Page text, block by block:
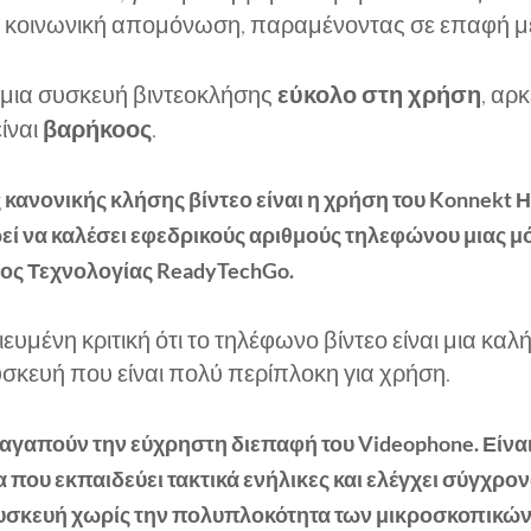
κοινωνική απομόνωση, παραμένοντας σε επαφή
συσκευή βιντεοκλήσης εύκολο στη χρήση,
βαρήκοος.
κλήσης βίντεο είναι η χρήση του Konnekt
να καλέσει εφεδρικούς αριθμούς τηλεφώνου μιας
Τεχνολογίας ReadyTechGo.
κριτική ότι το τηλέφωνο βίντεο είναι μια
που είναι πολύ περίπλοκη για χρήση.
την εύχρηστη διεπαφή του Videophone.
που εκπαιδεύει τακτικά ενήλικες και ελέγχει
χωρίς την πολυπλοκότητα των